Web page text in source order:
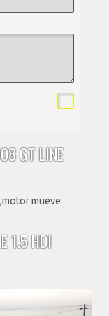
GT LINE
mueve
1.5 HDI